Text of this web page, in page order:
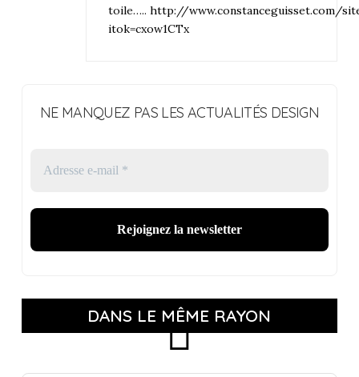
toile…..http://www.constanceguisset.com/
itok=cxow1CTx
NE MANQUEZ PAS LES ACTUALITÉS DESIGN
DANS LE MÊME RAYON